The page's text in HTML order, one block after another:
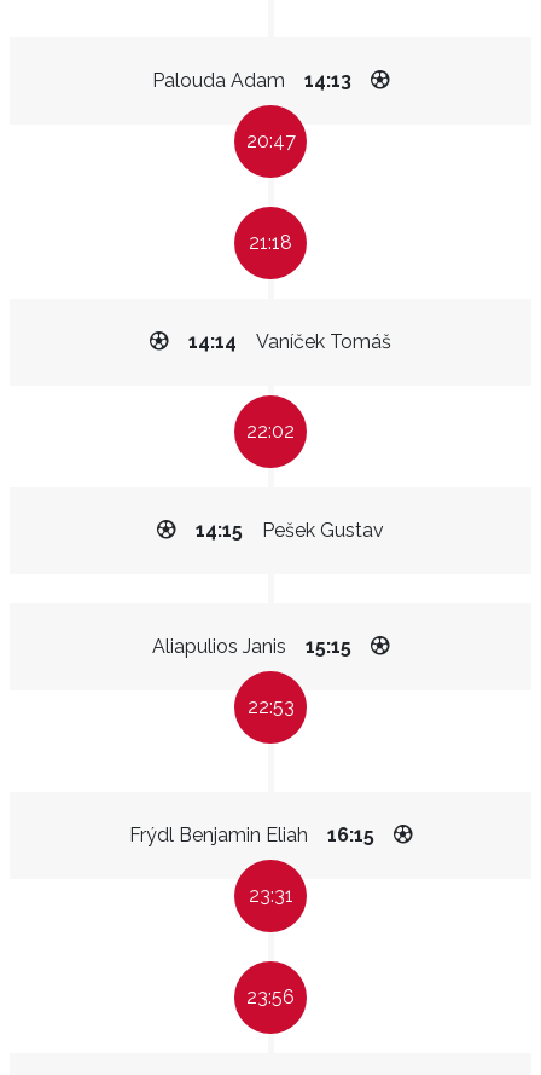
Palouda Adam 14:13
20:47
21:18
Vaníček Tomáš
14:14
22:02
Pešek Gustav
14:15
Aliapulios Janis 15:15
22:53
Frýdl Benjamin Eliah 16:15
23:31
23:56